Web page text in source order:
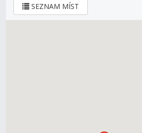
SEZNAM MÍST